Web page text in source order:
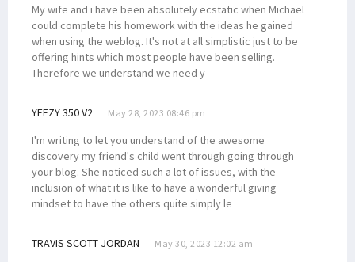
My wife and i have been absolutely ecstatic when Michael
could complete his homework with the ideas he gained
when using the weblog. It's not at all simplistic just to be
offering hints which most people have been selling.
Therefore we understand we need y
YEEZY 350 V2 May 28, 2023 08:46 pm
I'm writing to let you understand of the awesome
discovery my friend's child went through going through
your blog. She noticed such a lot of issues, with the
inclusion of what it is like to have a wonderful giving
mindset to have the others quite simply le
TRAVIS SCOTT JORDAN May 30, 2023 12:02 am